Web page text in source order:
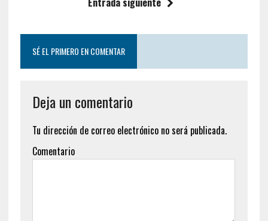
SÉ EL PRIMERO EN COMENTAR
Deja un comentario
Tu dirección de correo electrónico no será publicada.
Comentario